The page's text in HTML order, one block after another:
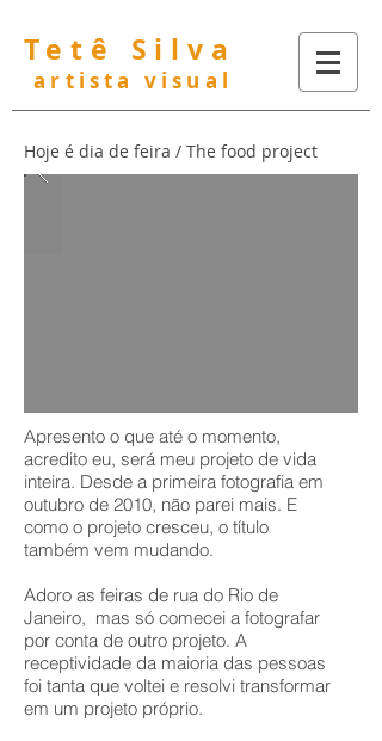
Tetê Silva
artista visual
Hoje é dia de feira / The food project
Apresento o que até o momento,
acredito eu, será meu projeto de vida
inteira. Desde a primeira fotografia em
outubro de 2010, não parei mais. E
como o projeto cresceu, o título
também vem mudando.
Adoro as feiras de rua do Rio de
Janeiro, mas só comecei a fotografar
por conta de outro projeto. A
receptividade da maioria das pessoas
foi tanta que voltei e resolvi transformar
em um projeto próprio.